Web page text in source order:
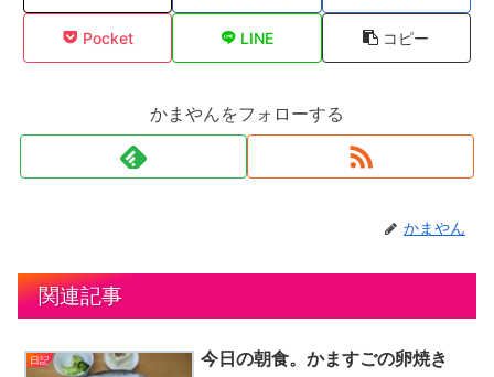
Pocket LINE コピー
かまやんをフォローする
かまやん
関連記事
日記 今日の朝食。かますごの卵焼き